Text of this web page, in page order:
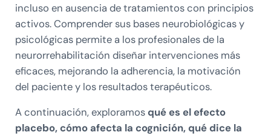
incluso en ausencia de tratamientos con principios
activos. Comprender sus bases neurobiológicas y
psicológicas permite a los profesionales de la
neurorrehabilitación diseñar intervenciones más
eficaces, mejorando la adherencia, la motivación
del paciente y los resultados terapéuticos.
A continuación, exploramos qué es el efecto
placebo, cómo afecta la cognición, qué dice la